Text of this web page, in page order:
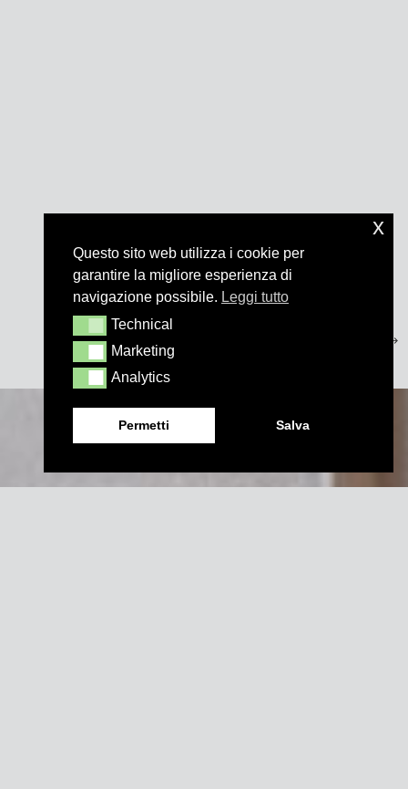
Questo sito web utilizza i cookie per
garantire la migliore esperienza di
navigazione possibile. Leggi tutto
TechnicalTechnical
MarketingMarketing
AnalyticsAnalytics
Permetti Salva
x